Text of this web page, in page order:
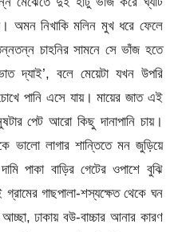
অমন নিখাকি মলিন মুখ ধরে ফেলে
চাহনির সামনে সে ভাঁজ হতে
দ্যাই’, বলে মেয়েটা যখন উপরি
পানি এসে যায়। মায়ের জাত এই
পেট আরো কিছু দানাপানি চায়।
ভালো লাগার শান্তিতে মন জুড়িয়ে
পাকা বাড়ির গেটের ওপাশে বুঝি
গাছপালা-শস্যক্ষেত থেকে ঘন
ঢাকায় বউ-বাচ্চার আনার কারণ